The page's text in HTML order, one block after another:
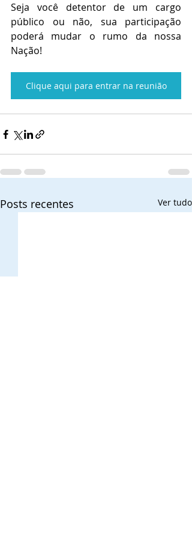
Seja você detentor de um cargo
público ou não, sua participação
poderá mudar o rumo da nossa
Nação!
Clique aqui para entrar na reunião
Posts recentes Ver tudo